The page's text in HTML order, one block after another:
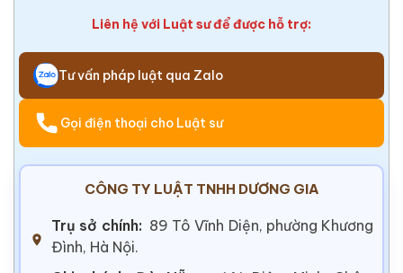
Liên hệ với Luật sư để được hỗ trợ:
Tư vấn pháp luật qua Zalo
Gọi điện thoại cho Luật sư
CÔNG TY LUẬT TNHH DƯƠNG GIA
Trụ sở chính: 89 Tô Vĩnh Diện, phường Khương
Đình, Hà Nội.